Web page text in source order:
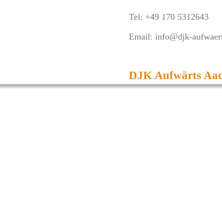
Tel: +49 170 5312643
Email: info@djk-
DJK Aufwärts